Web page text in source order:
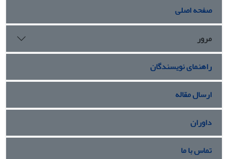
صفحه اصلی
مرور
راهنمای نویسندگان
ارسال مقاله
داوران
تماس با ما